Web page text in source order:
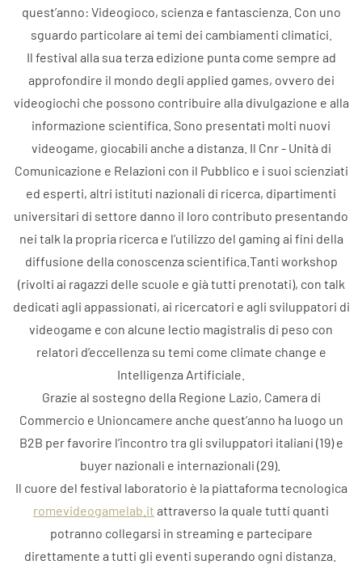
quest’anno: Videogioco, scienza e fantascienza. Con uno
sguardo particolare ai temi dei cambiamenti climatici.
Il festival alla sua terza edizione punta come sempre ad
approfondire il mondo degli applied games, ovvero dei
videogiochi che possono contribuire alla divulgazione e alla
informazione scientifica. Sono presentati molti nuovi
videogame, giocabili anche a distanza. Il Cnr - Unità di
Comunicazione e Relazioni con il Pubblico e i suoi scienziati
ed esperti, altri istituti nazionali di ricerca, dipartimenti
universitari di settore danno il loro contributo presentando
nei talk la propria ricerca e l’utilizzo del gaming ai fini della
diffusione della conoscenza scientifica.Tanti workshop
(rivolti ai ragazzi delle scuole e già tutti prenotati), con talk
dedicati agli appassionati, ai ricercatori e agli sviluppatori di
videogame e con alcune lectio magistralis di peso con
relatori d’eccellenza su temi come climate change e
Intelligenza Artificiale.
Grazie al sostegno della Regione Lazio, Camera di
Commercio e Unioncamere anche quest’anno ha luogo un
B2B per favorire l’incontro tra gli sviluppatori italiani (19) e
buyer nazionali e internazionali (29).
Il cuore del festival laboratorio è la piattaforma tecnologica
romevideogamelab.it attraverso la quale tutti quanti
potranno collegarsi in streaming e partecipare
direttamente a tutti gli eventi superando ogni distanza.